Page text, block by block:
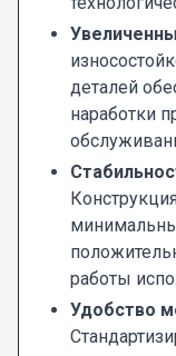
деталей
наработки
работы
Удобство